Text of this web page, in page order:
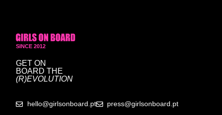
SINCE 2012
GET ON
BOARD THE
(R)EVOLUTION
hello@girlsonboard.pt press@girlsonboard.pt